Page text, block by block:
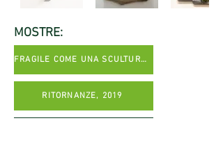
MOSTRE:
FRAGILE COME UNA SCULTURA.. 2016
RITORNANZE, 2019